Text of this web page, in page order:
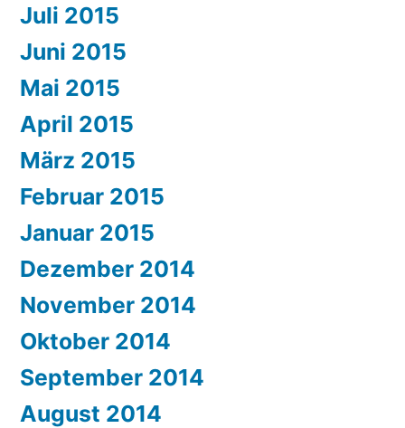
Juli 2015
Juni 2015
Mai 2015
April 2015
März 2015
Februar 2015
Januar 2015
Dezember 2014
November 2014
Oktober 2014
September 2014
August 2014